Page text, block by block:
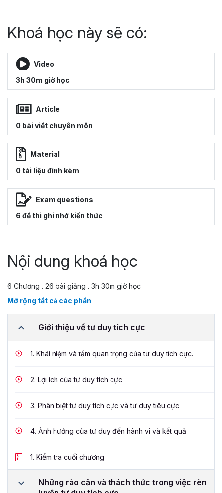
Khoá học này sẽ có:
Video
3h 30m giờ học
Article
0 bài viết chuyên môn
Material
0 tài liệu đính kèm
Exam questions
6 đề thi ghi nhớ kiến thức
Nội dung khoá học
6 Chương . 26 bài giảng . 3h 30m giờ học
Mở rộng tất cả các phần
Giới thiệu về tư duy tích cực
1. Khái niệm và tầm quan trọng của tư duy tích cực.
2. Lợi ích của tư duy tích cực
3. Phân biệt tư duy tích cực và tư duy tiêu cực
4. Ảnh hưởng của tư duy đến hành vi và kết quả
1. Kiểm tra cuối chương
Những rào cản và thách thức trong việc rèn